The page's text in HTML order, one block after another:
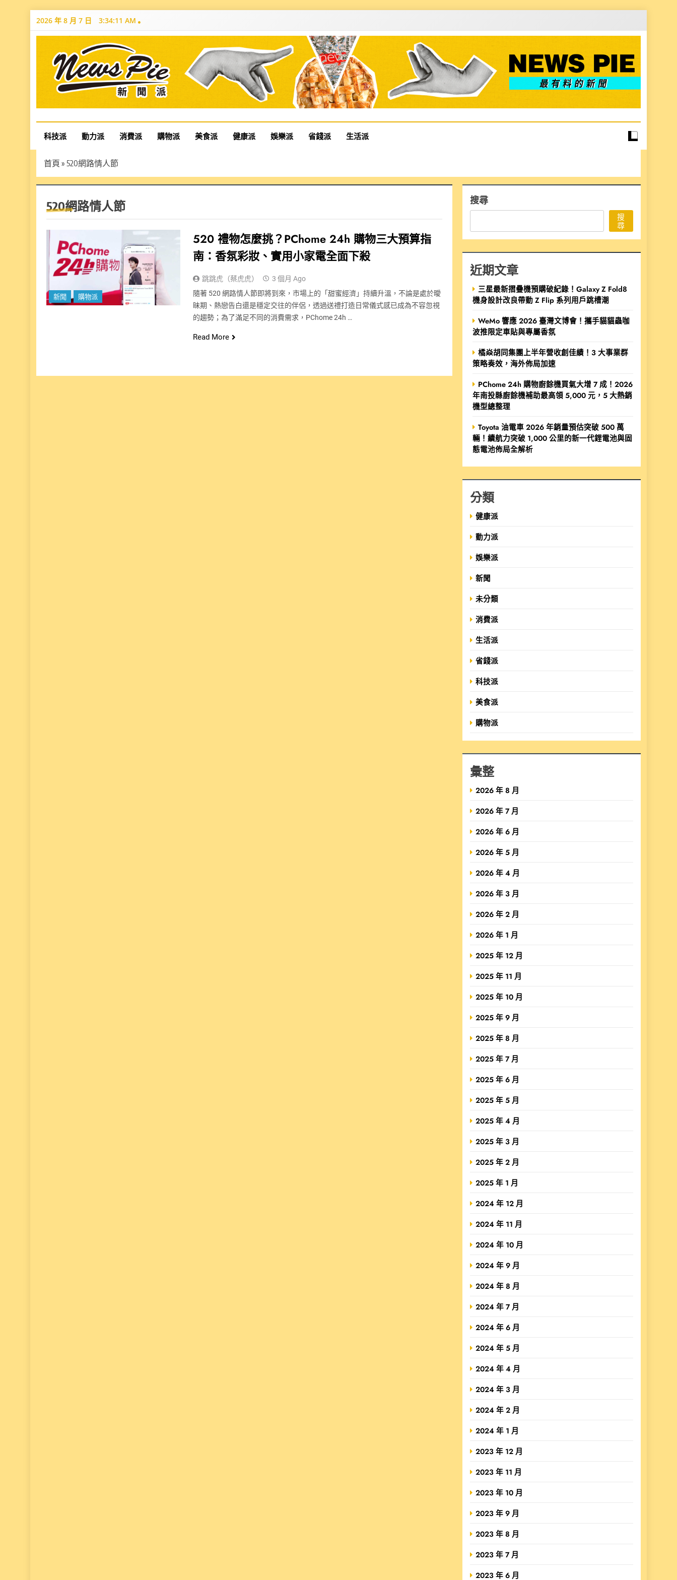
Skip
2026 年 8 月 7 日 3:34:12 AM
News Pie
最有料的新聞
科技派 動力派 消費派 購物派 美食派 健康派 娛樂派 省錢派 生活派
首頁 » 520網路情人節
520網路情人節
新聞 購物派
520 禮物怎麼挑？PChome 24h 購物三大預算指
南：香氛彩妝、實用小家電全面下殺
跳跳虎（蔡虎虎）
3 個月 Ago
隨著 520 網路情人節即將到來，市場上的「甜蜜經濟」持續升溫，不論是處於曖
昧期、熱戀告白還是穩定交往的伴侶，透過送禮打造日常儀式感已成為不容忽視
的趨勢；為了滿足不同的消費需求，PChome 24h …
Read More
搜尋
搜
尋
近期文章
三星最新摺疊機預購破紀錄！Galaxy Z Fold8
機身設計改良帶動 Z Flip 系列用戶跳槽潮
WeMo 響應 2026 臺灣文博會！攜手貓貓蟲咖
波推限定車貼與專屬香氛
橘焱胡同集團上半年營收創佳績！3 大事業群
策略奏效，海外佈局加速
PChome 24h 購物廚餘機買氣大增 7 成！2026
年南投縣廚餘機補助最高領 5,000 元，5 大熱銷
機型總整理
Toyota 油電車 2026 年銷量預估突破 500 萬
輛！續航力突破 1,000 公里的新一代鋰電池與固
態電池佈局全解析
分類
健康派
動力派
娛樂派
新聞
未分類
消費派
生活派
省錢派
科技派
美食派
購物派
彙整
2026 年 8 月
2026 年 7 月
2026 年 6 月
2026 年 5 月
2026 年 4 月
2026 年 3 月
2026 年 2 月
2026 年 1 月
2025 年 12 月
2025 年 11 月
2025 年 10 月
2025 年 9 月
2025 年 8 月
2025 年 7 月
2025 年 6 月
2025 年 5 月
2025 年 4 月
2025 年 3 月
2025 年 2 月
2025 年 1 月
2024 年 12 月
2024 年 11 月
2024 年 10 月
2024 年 9 月
2024 年 8 月
2024 年 7 月
2024 年 6 月
2024 年 5 月
2024 年 4 月
2024 年 3 月
2024 年 2 月
2024 年 1 月
2023 年 12 月
2023 年 11 月
2023 年 10 月
2023 年 9 月
2023 年 8 月
2023 年 7 月
2023 年 6 月